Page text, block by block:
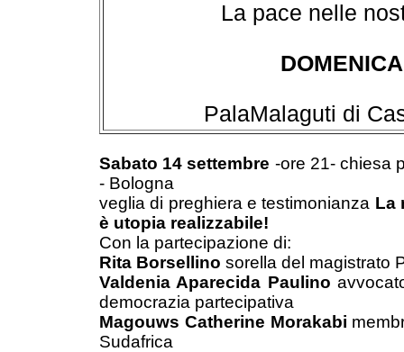
La pace nelle
PalaMalaguti di
Sabato 14 settembre -ore 21- chiesa
- Bologna
veglia di preghiera e testimonianza La
è utopia realizzabile!
Con la partecipazione di:
Rita Borsellino sorella del magistrato
Valdenia Aparecida Paulino
democrazia partecipativa
Magouws Catherine Morakabi
Sudafrica